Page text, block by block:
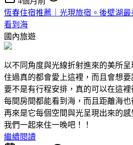
恆春住宿推薦｜光現旅宿。後壁湖
看到海
國內旅遊
以不同角度與光線折射進來的美所
住過真的都會愛上這裡，而且會想
要不是有行程安排，真的可以在這
每間房間都能看到海，而且距離海
再來是它每個空間與光呈現出來的
我們一起來住一晚吧！！
繼續閱讀